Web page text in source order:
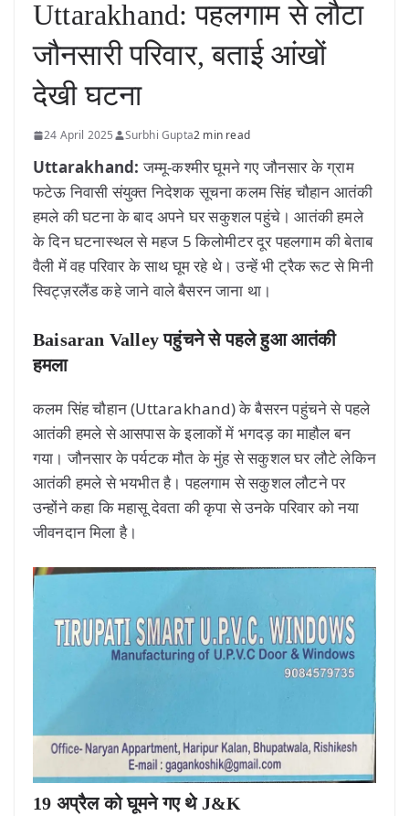
Uttarakhand: पहलगाम से लौटा
जौनसारी परिवार, बताई आंखों
देखी घटना
24 April 2025 Surbhi Gupta2 min read
Uttarakhand:जम्मू-कश्मीर घूमने गए जौनसार के ग्राम
फटेऊ निवासी संयुक्त निदेशक सूचना कलम सिंह चौहान आतंकी
हमले की घटना के बाद अपने घर सकुशल पहुंचे। आतंकी हमले
के दिन घटनास्थल से महज 5 किलोमीटर दूर पहलगाम की बेताब
वैली में वह परिवार के साथ घूम रहे थे। उन्हें भी ट्रैक रूट से मिनी
स्विट्ज़रलैंड कहे जाने वाले बैसरन जाना था।
Baisaran Valley पहुंचने से पहले हुआ आतंकी
हमला
कलम सिंह चौहान (Uttarakhand) के बैसरन पहुंचने से पहले
आतंकी हमले से आसपास के इलाकों में भगदड़ का माहौल बन
गया। जौनसार के पर्यटक मौत के मुंह से सकुशल घर लौटे लेकिन
आतंकी हमले से भयभीत है। पहलगाम से सकुशल लौटने पर
उन्होंने कहा कि महासू देवता की कृपा से उनके परिवार को नया
जीवनदान मिला है।
19 अप्रैल को घूमने गए थे J&K